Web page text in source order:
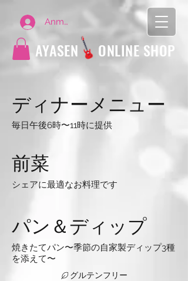
Anmelden
AYASEN ONLINE SHOP
ディナーメニュー
毎日午後6時〜11時に提供
前菜
シェアに最適なお料理です
パン＆ディップ
焼きたてパン〜季節の自家製ディップ3種
を添えて〜
グルテンフリー